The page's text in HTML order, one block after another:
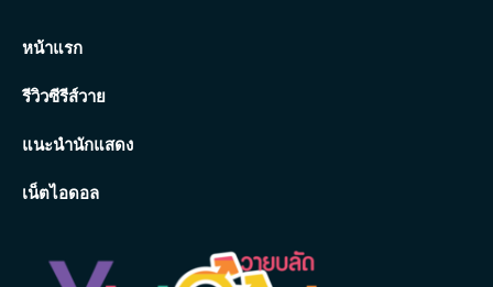
หน้าแรก
รีวิวซีรีส์วาย
แนะนำนักแสดง
เน็ตไอดอล